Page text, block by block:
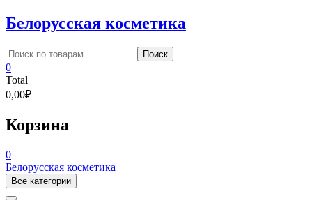
Skip
to
content
Белорусская косметика
Искать: Поиск
0
Total
0,00₽
Корзина
0
Белорусская косметика
Все категории